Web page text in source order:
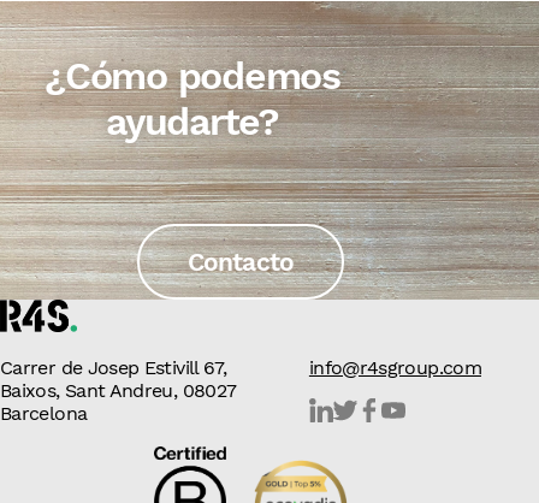
¿Cómo podemos
ayudarte?
Contacto
Carrer de Josep Estivill 67,
Baixos, Sant Andreu, 08027
Barcelona
info@r4sgroup.com
Linkedin
Twitter
Facebook
Youtube